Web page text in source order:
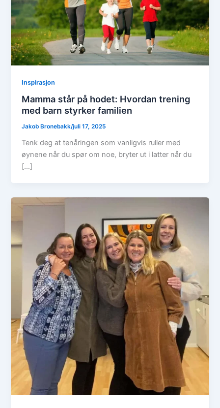
Inspirasjon
Mamma står på hodet: Hvordan trening
med barn styrker familien
Jakob Bronebakk/juli 17, 2025
Tenk deg at tenåringen som vanligvis ruller med
øynene når du spør om noe, bryter ut i latter når du
[…]